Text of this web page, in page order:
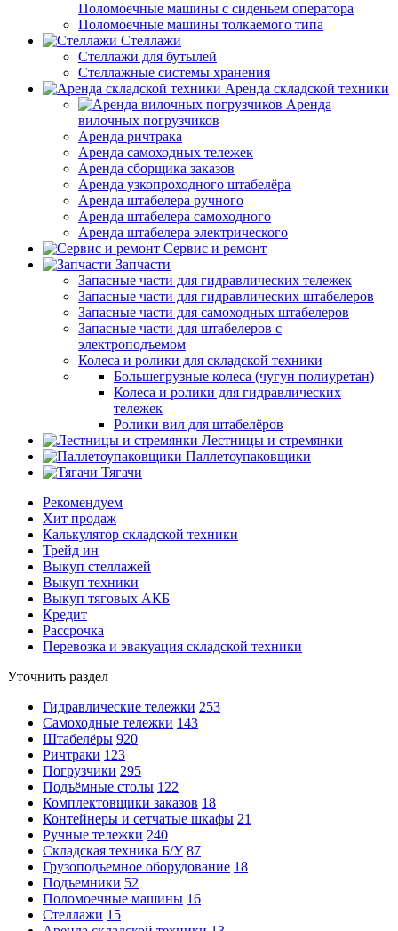
Поломоечные машины с сиденьем оператора
Поломоечные машины толкаемого типа
Стеллажи
Стеллажи для бутылей
Стеллажные системы хранения
Аренда складской техники
Аренда
вилочных погрузчиков
Аренда ричтрака
Аренда самоходных тележек
Аренда сборщика заказов
Аренда узкопроходного штабелёра
Аренда штабелера ручного
Аренда штабелера самоходного
Аренда штабелера электрического
Сервис и ремонт
Запчасти
Запасные части для гидравлических тележек
Запасные части для гидравлических штабелеров
Запасные части для самоходных штабелеров
Запасные части для штабелеров с
электроподъемом
Колеса и ролики для складской техники
Большегрузные колеса (чугун полиуретан)
Колеса и ролики для гидравлических
тележек
Ролики вил для штабелёров
Лестницы и стремянки
Паллетоупаковщики
Тягачи
Рекомендуем
Хит продаж
Калькулятор складской техники
Трейд ин
Выкуп стеллажей
Выкуп техники
Выкуп тяговых АКБ
Кредит
Рассрочка
Перевозка и эвакуация складской техники
Уточнить раздел
Гидравлические тележки 253
Самоходные тележки 143
Штабелёры 920
Ричтраки 123
Погрузчики 295
Подъёмные столы 122
Комплектовщики заказов 18
Контейнеры и сетчатые шкафы 21
Ручные тележки 240
Складская техника Б/У 87
Грузоподъемное оборудование 18
Подъемники 52
Поломоечные машины 16
Стеллажи 15